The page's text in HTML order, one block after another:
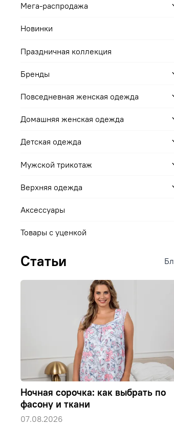
Мега-распродажа
Новинки
Праздничная коллекция
Бренды
Повседневная женская одежда
Домашняя женская одежда
Детская одежда
Мужской трикотаж
Верхняя одежда
Аксессуары
Товары с уценкой
Статьи
Ночная сорочка: как выбрать по
фасону и ткани
07.08.2026